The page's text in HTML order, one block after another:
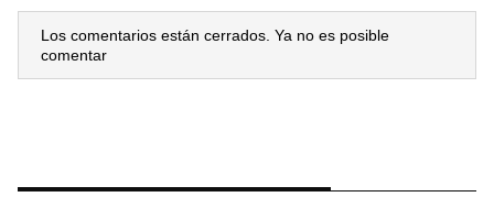
Los comentarios están cerrados. Ya no es posible
comentar